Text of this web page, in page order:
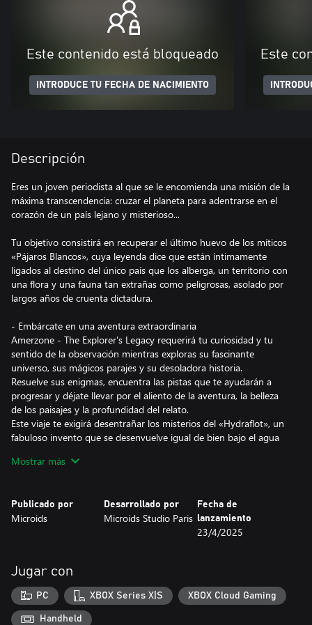
Este contenido está bloqueado
INTRODUCE TU FECHA DE NACIMIENTO
Este
Descripción
Eres un joven periodista al que se le encomienda una misión de la
máxima transcendencia: cruzar el planeta para adentrarse en el
corazón de un país lejano y misterioso...
Tu objetivo consistirá en recuperar el último huevo de los míticos
«Pájaros Blancos», cuya leyenda dice que están íntimamente
ligados al destino del único país que los alberga, un territorio con
una flora y una fauna tan extrañas como peligrosas, asolado por
largos años de cruenta dictadura.
- Embárcate en una aventura extraordinaria
Amerzone - The Explorer's Legacy requerirá tu curiosidad y tu
sentido de la observación mientras exploras su fascinante
universo, sus mágicos parajes y su desoladora historia.
Resuelve sus enigmas, encuentra las pistas que te ayudarán a
progresar y déjate llevar por el aliento de la aventura, la belleza
de los paisajes y la profundidad del relato.
Este viaje te exigirá desentrañar los misterios del «Hydraflot», un
fabuloso invento que se desenvuelve igual de bien bajo el agua
peligros que se interponen entre tú y el corazón de Amerzone...
Amerzone, toda una leyenda dentro de los juegos de aventura,
fue publicado por primera vez en 1999.
Como no podía ser de otra forma, este remake es un homenaje
nueva.
El legado de Benoît Sokal, con su equilibrio entre realismo y
poesía, consciencia de las realidades del mundo y fantasía, se ve a
la vez respetado y engrandecido.
Mostrar más
Publicado por
Microids
Desarrollado por
Microids Studio Paris
Fecha de
lanzamiento
23/4/2025
Jugar con
PC XBOX Series X|S XBOX Cloud Gaming
Handheld